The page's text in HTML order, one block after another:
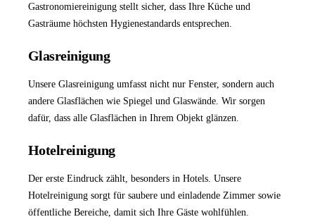
Gastronomiereinigung stellt sicher, dass Ihre Küche und
Gasträume höchsten Hygienestandards entsprechen.
Glasreinigung
Unsere Glasreinigung umfasst nicht nur Fenster, sondern auch
andere Glasflächen wie Spiegel und Glaswände. Wir sorgen
dafür, dass alle Glasflächen in Ihrem Objekt glänzen.
Hotelreinigung
Der erste Eindruck zählt, besonders in Hotels. Unsere
Hotelreinigung sorgt für saubere und einladende Zimmer sowie
öffentliche Bereiche, damit sich Ihre Gäste wohlfühlen.